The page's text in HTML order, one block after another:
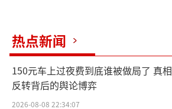
热点新闻
150元车上过夜费到底谁被做局了 真相
反转背后的舆论博弈
2026-08-08 22:34:07